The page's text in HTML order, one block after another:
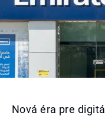
Nová éra pre